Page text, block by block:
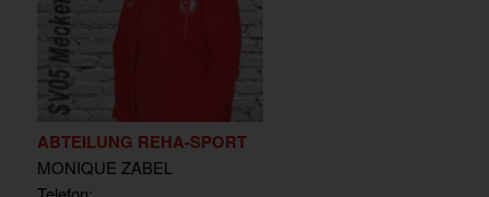
ABTEILUNG REHA-SPORT
MONIQUE ZABEL